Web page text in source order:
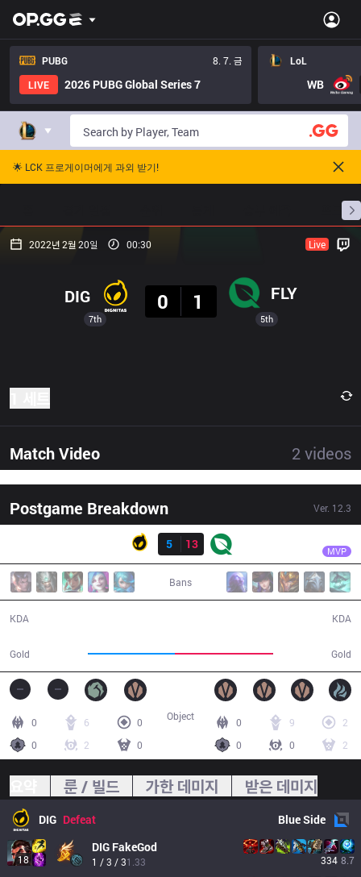
PUBG
8. 7. 금
LIVE
2026 PUBG Global Series 7
LoL
WB
🌟 LCK 프로게이머에게 과외 받기!
프로빌
2022년 2월 20일 00:30 Live
7th
DIG
0
1 FLY
5th
Match Video 2 videos
Postgame Breakdown Ver. 12.3
5
13 MVP
Bans
KDA
Gold Gold
KDA
0 6
0
0
2 0
0 9
2
0
0 2
Object
룬 / 빌드 가한 데미지 받은 데미지
DIG Defeat BlueSide
18
DIG FakeGod
1 / 3 / 31.33 334 8.7